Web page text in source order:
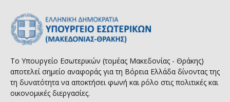
Το Υπουργείο Εσωτερικών (τομέας Μακεδονίας - Θράκης)
αποτελεί σημείο αναφοράς για τη Βόρεια Ελλάδα δίνοντας της
τη δυνατότητα να αποκτήσει φωνή και ρόλο στις πολιτικές και
οικονομικές διεργασίες.